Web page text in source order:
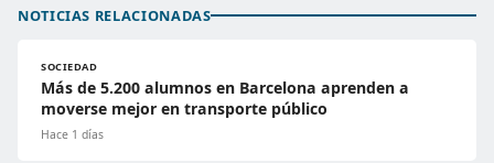
NOTICIAS RELACIONADAS
SOCIEDAD
Más de 5.200 alumnos en Barcelona aprenden a
moverse mejor en transporte público
Hace 1 días